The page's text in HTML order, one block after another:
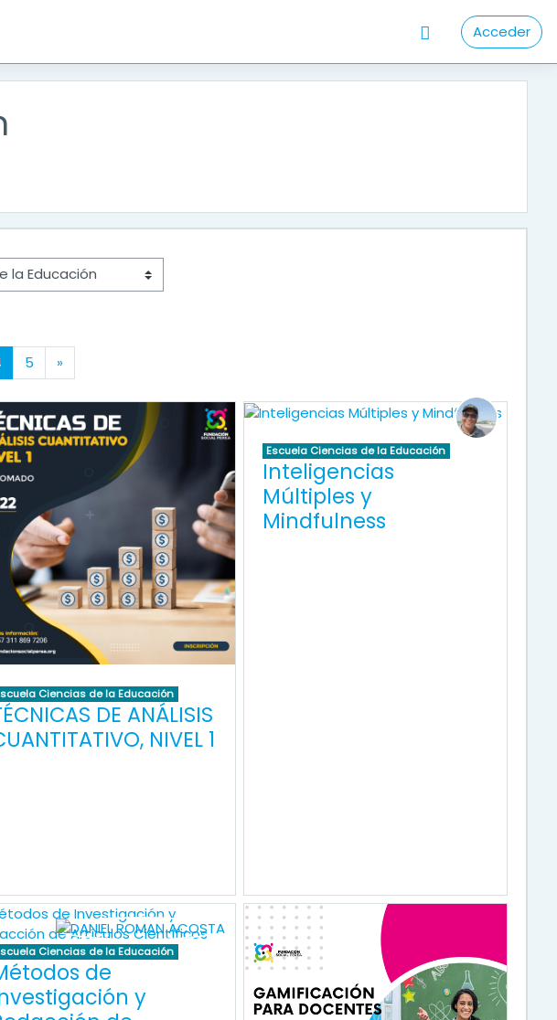
Acceder
(actual)
5 »Siguiente página
Ciencias de la Educación
DE ANÁLISIS
NIVEL 1
Escuela Ciencias de la Educación
Inteligencias
Múltiples y
Mindfulness
Ciencias de la Educación
de
y